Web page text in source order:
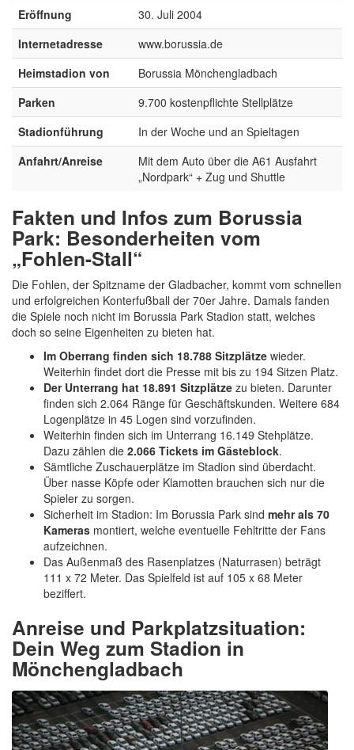
Eröffnung
30. Juli 2004
Internetadresse
www.borussia.de
Heimstadion von
Borussia Mönchengladbach
Parken
9.700 kostenpflichte Stellplätze
Stadionführung
In der Woche und an Spieltagen
Anfahrt/Anreise
Mit dem Auto über die A61 Ausfahrt
„Nordpark“ + Zug und Shuttle
Fakten und Infos zum Borussia
Park: Besonderheiten vom
„Fohlen-Stall“
Die Fohlen, der Spitzname der Gladbacher, kommt vom schnellen
und erfolgreichen Konterfußball der 70er Jahre. Damals fanden
die Spiele noch nicht im Borussia Park Stadion statt, welches
doch so seine Eigenheiten zu bieten hat.
Im Oberrang finden sich 18.788 Sitzplätze wieder.
Weiterhin findet dort die Presse mit bis zu 194 Sitzen Platz.
Der Unterrang hat 18.891 Sitzplätze zu bieten. Darunter
finden sich 2.064 Ränge für Geschäftskunden. Weitere 684
Logenplätze in 45 Logen sind vorzufinden.
Weiterhin finden sich im Unterrang 16.149 Stehplätze.
Dazu zählen die 2.066 Tickets im Gästeblock.
Sämtliche Zuschauerplätze im Stadion sind überdacht.
Über nasse Köpfe oder Klamotten brauchen sich nur die
Spieler zu sorgen.
Sicherheit im Stadion: Im Borussia Park sind mehr als 70
Kameras montiert, welche eventuelle Fehltritte der Fans
aufzeichnen.
Das Außenmaß des Rasenplatzes (Naturrasen) beträgt
111 x 72 Meter. Das Spielfeld ist auf 105 x 68 Meter
beziffert.
Anreise und Parkplatzsituation:
Dein Weg zum Stadion in
Mönchengladbach